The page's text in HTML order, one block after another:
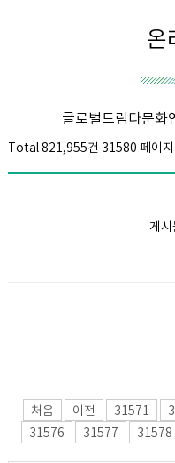
온
글로벌드림다문화
Total 821,955건 31580 페이지
게시
처음 이전 31571
31576
31577 31578